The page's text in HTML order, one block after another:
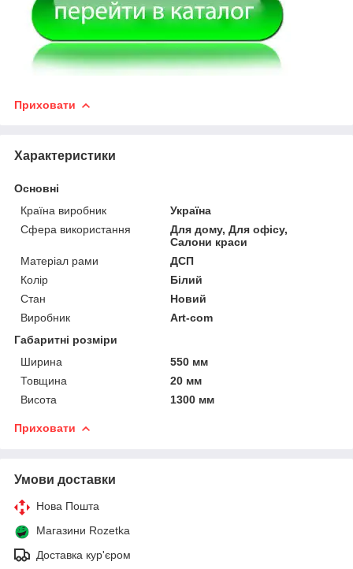
Приховати
Характеристики
Основні
Країна виробник
Україна
Сфера використання
Для дому, Для офісу,
Салони краси
Матеріал рами
ДСП
Колір
Білий
Стан
Новий
Виробник
Art-com
Габаритні розміри
Ширина
550 мм
Товщина
20 мм
Висота
1300 мм
Приховати
Умови доставки
Нова Пошта
Магазини Rozetka
Доставка кур'єром